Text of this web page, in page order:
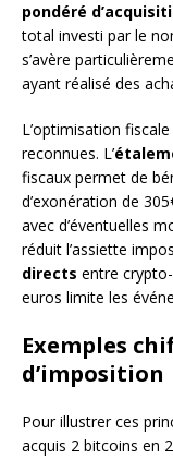
pondéré
total investi par le
s’avère
ayant réalisé des
L’optimisation
reconnues. L’
fiscaux permet de
d’exonération de
avec d’éventuelles
réduit l’assiette
directs entre
euros limite les
Exemples
d’imposition
Pour illustrer ces
acquis 2 bitcoins en